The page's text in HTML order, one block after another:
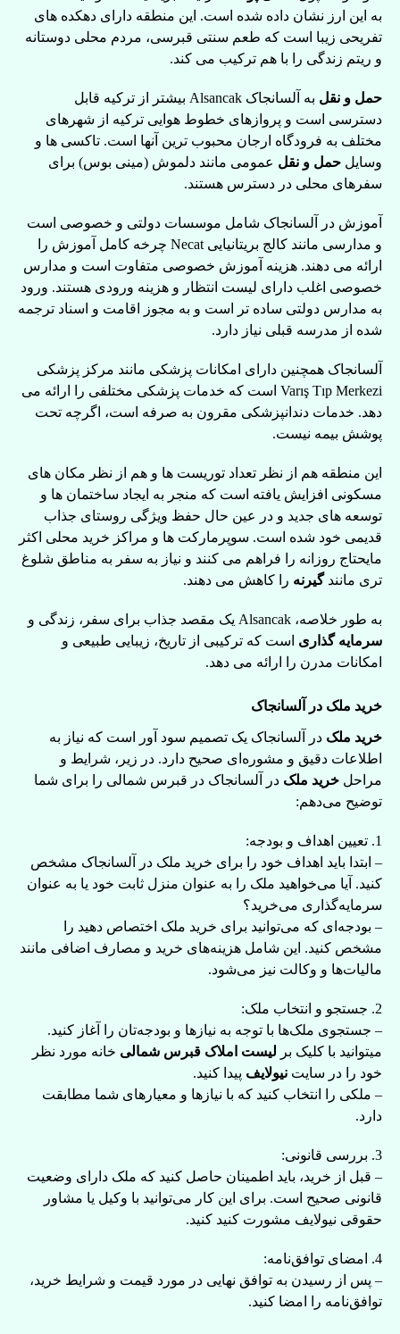
به این ارز نشان داده شده است. این منطقه دارای دهکده های
تفریحی زیبا است که طعم سنتی قبرسی، مردم محلی دوستانه
و ریتم زندگی را با هم ترکیب می کند.
حمل و نقل
به آلسانجاک Alsancak بیشتر از ترکیه قابل
دسترسی است و پروازهای خطوط هوایی ترکیه از شهرهای
مختلف به فرودگاه ارجان محبوب ترین آنها است. تاکسی ها و
وسایل حمل و نقل عمومی مانند دلموش (مینی بوس) برای
سفرهای محلی در دسترس هستند.
آموزش در آلسانجاک شامل موسسات دولتی و خصوصی است
و مدارسی مانند کالج بریتانیایی Necat چرخه کامل آموزش را
ارائه می دهند. هزینه آموزش خصوصی متفاوت است و مدارس
خصوصی اغلب دارای لیست انتظار و هزینه ورودی هستند. ورود
به مدارس دولتی ساده تر است و به مجوز اقامت و اسناد ترجمه
شده از مدرسه قبلی نیاز دارد.
آلسانجاک همچنین دارای امکانات پزشکی مانند مرکز پزشکی
Varış Tıp Merkezi است که خدمات پزشکی مختلفی را ارائه می
دهد. خدمات دندانپزشکی مقرون به صرفه است، اگرچه تحت
پوشش بیمه نیست.
این منطقه هم از نظر تعداد توریست ها و هم از نظر مکان های
مسکونی افزایش یافته است که منجر به ایجاد ساختمان ها و
توسعه های جدید و در عین حال حفظ ویژگی روستای جذاب
قدیمی خود شده است. سوپرمارکت ها و مراکز خرید محلی اکثر
مایحتاج روزانه را فراهم می کنند و نیاز به سفر به مناطق شلوغ
تری مانندگیرنه را کاهش می دهند.
به طور خلاصه، Alsancak یک مقصد جذاب برای سفر، زندگی و
سرمایه گذاری است که ترکیبی از تاریخ، زیبایی طبیعی و
امکانات مدرن را ارائه می دهد.
خرید ملک در آلسانجاک
خرید ملک در آلسانجاک یک تصمیم سود آور است که نیاز به
اطلاعات دقیق و مشوره‌ای صحیح دارد. در زیر، شرایط و
مراحل خرید ملک در آلسانجاک در قبرس شمالی را برای شما
توضیح می‌دهم:
1. تعیین اهداف و بودجه:
– ابتدا باید اهداف خود را برای خرید ملک در آلسانجاک مشخص
کنید. آیا می‌خواهید ملک را به عنوان منزل ثابت خود یا به عنوان
سرمایه‌گذاری می‌خرید؟
– بودجه‌ای که می‌توانید برای خرید ملک اختصاص دهید را
مشخص کنید. این شامل هزینه‌های خرید و مصارف اضافی مانند
مالیات‌ها و وکالت نیز می‌شود.
2. جستجو و انتخاب ملک:
– جستجوی ملک‌ها با توجه به نیازها و بودجه‌تان را آغاز کنید.
میتوانید با کلیک بر لیست املاک قبرس شمالی خانه مورد نظر
خود را در سایت نیولایف پیدا کنید.
– ملکی را انتخاب کنید که با نیازها و معیارهای شما مطابقت
دارد.
3. بررسی قانونی:
– قبل از خرید، باید اطمینان حاصل کنید که ملک دارای وضعیت
قانونی صحیح است. برای این کار می‌توانید با وکیل یا مشاور
حقوقی نیولایف مشورت کنید کنید.
4. امضای توافق‌نامه:
– پس از رسیدن به توافق نهایی در مورد قیمت و شرایط خرید،
توافق‌نامه را امضا کنید.